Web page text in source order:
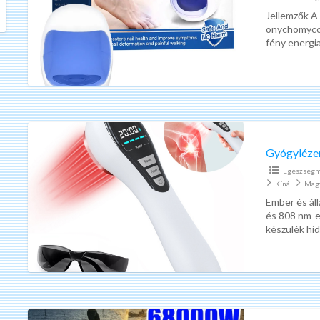
gyógylézer+
eszencia
Jellemzők
fény
Gyógylézer
–
Safe
laser
–
idő
-
teljesítmény-
töltés
funkció
CE
Kínál
Ember és
és 808 nm-
készülék
Elektromos